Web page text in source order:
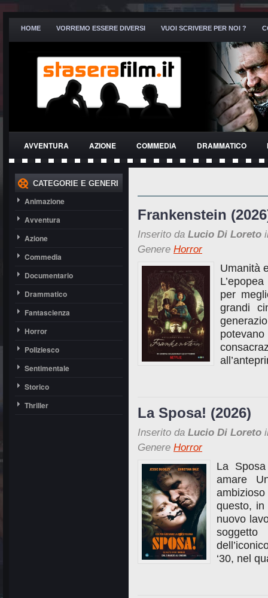
HOME VORREMO ESSERE DIVERSI VUOI SCRIVERE PER NOI ?
AVVENTURA AZIONE COMMEDIA DRAMMATICO
THRILLER
CATEGORIE E GENERI
Animazione
Avventura
Azione
Commedia
Documentario
Drammatico
Fantascienza
Horror
Poliziesco
Sentimentale
Storico
Thriller
Frankenstein
Inserito da Lucio Di Loreto
Genere Horror
Umanità
per
grandi
La Sposa! (2026)
Inserito da Lucio Di Loreto
Genere Horror
La
amare
questo,
nuovo
‘30, nel